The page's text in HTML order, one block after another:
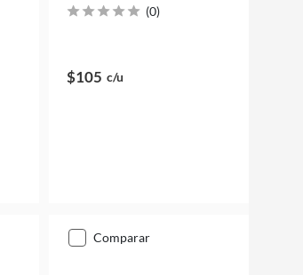
(0)
$105 c/u
comparar